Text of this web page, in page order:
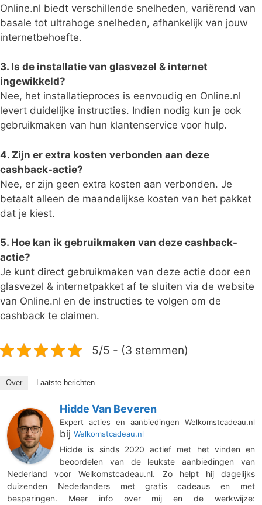
Online.nl biedt verschillende snelheden, variërend van
basale tot ultrahoge snelheden, afhankelijk van jouw
internetbehoefte.
3. Is de installatie van glasvezel & internet
ingewikkeld?
Nee, het installatieproces is eenvoudig en Online.nl
levert duidelijke instructies. Indien nodig kun je ook
gebruikmaken van hun klantenservice voor hulp.
4. Zijn er extra kosten verbonden aan deze
cashback-actie?
Nee, er zijn geen extra kosten aan verbonden. Je
betaalt alleen de maandelijkse kosten van het pakket
dat je kiest.
5. Hoe kan ik gebruikmaken van deze cashback-
actie?
Je kunt direct gebruikmaken van deze actie door een
glasvezel & internetpakket af te sluiten via de website
van Online.nl en de instructies te volgen om de
cashback te claimen.
5/5 - (3 stemmen)
Over Laatste berichten
Hidde Van Beveren
Expert acties en aanbiedingen Welkomstcadeau.nl
bij Welkomstcadeau.nl
Hidde is sinds 2020 actief met het vinden en
beoordelen van de leukste aanbiedingen van
Nederland voor Welkomstcadeau.nl. Zo helpt hij dagelijks
duizenden Nederlanders met gratis cadeaus en met
besparingen. Meer info over mij en de werkwijze: